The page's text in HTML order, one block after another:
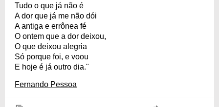
Tudo o que já não é
A dor que já me não dói
A antiga e errônea fé
O ontem que a dor deixou,
O que deixou alegria
Só porque foi, e voou
E hoje é já outro dia."
Fernando Pessoa